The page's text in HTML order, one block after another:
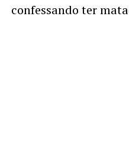
confessando ter